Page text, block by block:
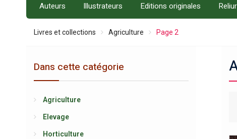
Auteurs Illustrateurs Editions originales
Livres et collections Agriculture Page 2
Dans cette catégorie
Agriculture
Elevage
Horticulture